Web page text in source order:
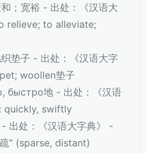
；宽裕 - 出处：《汉语大
relieve; to alleviate;
垫子 - 出处：《汉语大字
woollen垫子
быстро地 - 出处：《汉语
quickly, swiftly
- 出处：《汉语大字典》 -
” (sparse, distant)